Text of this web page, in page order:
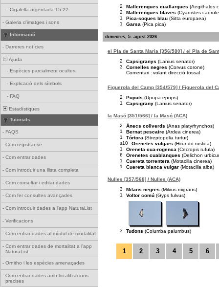
- Cigalella argentada 15-22
- Galeria d'imatges i sons
Informació
- Darreres notícies
Ajuda
- Espècies parcialment ocultes
- Explicació dels símbols
- FAQ
Estadístiques
Tutorials
- FAQS
- Com registrar-se
- Com entrar dades
- Com introduir una llista completa
- Com consultar i editar dades
- Com fer consultes avançades
- Com introduir dades a l'app NaturaList
- Verificacions
- Com entrar dades al mòdul de mortalitat
- Com entrar dades de mortalitat a l'app
NaturaList
- Ornitho i les espècies amenaçades
- Com entrar dades amb localitzacions
precises
2
Mallerengues cuallargues (Aegithalos
2
Mallerengues blaves (Cyanistes
1
Pica-soques blau (Sitta europaea)
1
Garsa (Pica pica)
dimecres, 5. agost 2026
el Pla de Santa Maria [356/580] / el Pla de
2
Capsigranys (Lanius senator)
3
Cornelles negres (Corvus corone)
Comentari : volant direcció tossal
Figuerola del Camp [354/579] / Figuerola del
2
Puputs (Upupa epops)
1
Capsigrany (Lanius senator)
la Masó [351/566] / la Masó (ACA)
2
Ànecs collverds (Anas platyrhynchos)
1
Bernat pescaire (Ardea cinerea)
1
Tórtora (Streptopelia turtur)
≥10
Orenetes vulgars (Hirundo rustica)
1
Oreneta cua-rogenca (Cecropis rufula)
6
Orenetes cuablanques (Delichon
1
Cuereta torrentera (Motacilla cinerea)
1
Cuereta blanca vulgar (Motacilla alba)
Nulles [357/568] / Nulles (ACA)
3
Milans negres (Milvus migrans)
1
Voltor comú (Gyps fulvus)
× Tudons (Columba palumbus)
1 2 3 4 5 6